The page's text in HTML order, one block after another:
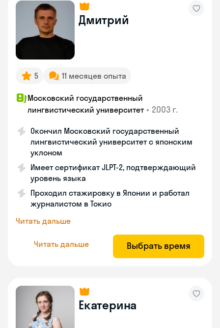
Дмитрий
5 11 месяцев опыта
Московский государственный
лингвистический университет • 2003 г.
Окончил Московский государственный
лингвистический университет с японским
уклоном
Имеет сертификат JLPT-2, подтверждающий
уровень языка
Проходил стажировку в Японии и работал
журналистом в Токио
Читать дальше
Читать дальше Выбрать время
Екатерина